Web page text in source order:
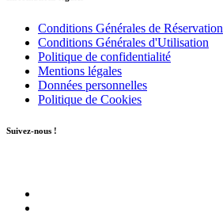
Conditions Générales de Réservation
Conditions Générales d'Utilisation
Politique de confidentialité
Mentions légales
Données personnelles
Politique de Cookies
Suivez-nous !